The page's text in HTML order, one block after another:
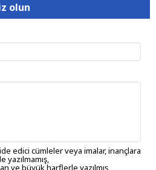
olun
edici cümleler veya imalar, inançlara
yazılmamış,
ve büyük harflerle yazılmış